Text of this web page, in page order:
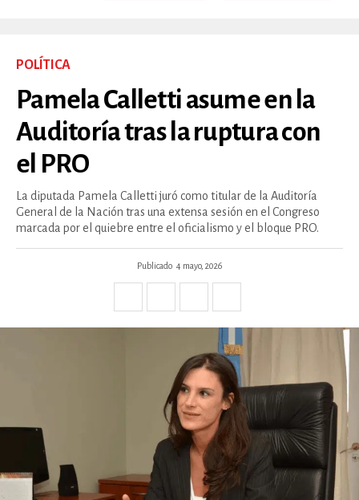
POLÍTICA
Pamela Calletti asume en la
Auditoría tras la ruptura con
el PRO
La diputada Pamela Calletti juró como titular de la Auditoría
General de la Nación tras una extensa sesión en el Congreso
marcada por el quiebre entre el oficialismo y el bloque PRO.
Publicado 4 mayo, 2026